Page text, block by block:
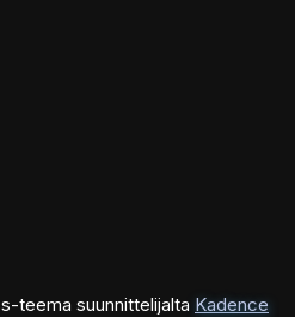
teema suunnittelijalta Kadence